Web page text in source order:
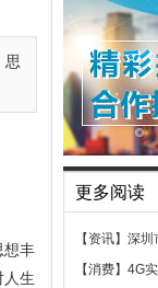
思
想丰
人生
更多阅读
【资讯】 深圳
【消费】 4G